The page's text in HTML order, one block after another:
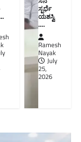
ಸ್ಪರ್ಧೆ
ಯಶಸ್ವಿ
….
Ramesh
Nayak
July
25,
2026